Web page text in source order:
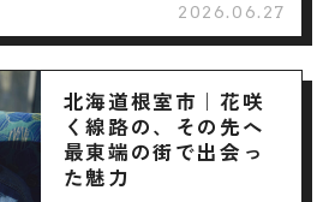
2026.06.27
北海道根室市｜花咲
く線路の、その先へ
最東端の街で出会っ
た魅力